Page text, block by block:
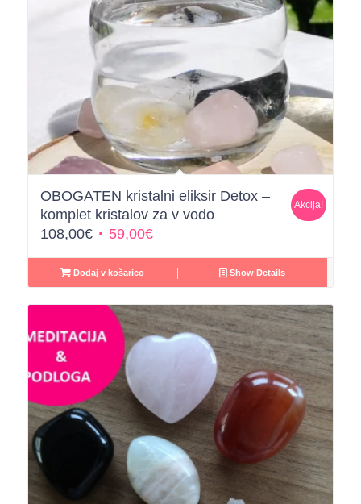
OBOGATEN kristalni eliksir Detox –
komplet kristalov za v vodo
108,00€ Izvirna
je
bila:
108,00€.
59,00€Trenutna
59,00€.
Akcija!
Dodaj v košarico Show Details